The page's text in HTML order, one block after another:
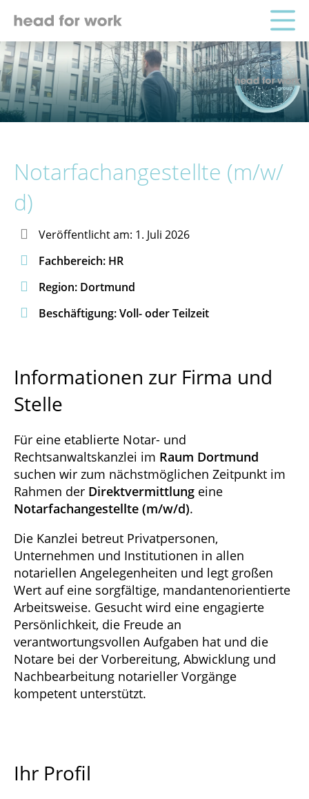
Notarfachangestellte (m/w/
d)
 Veröffentlicht am: 1. Juli 2026
 Fachbereich: HR
 Region: Dortmund
 Beschäftigung: Voll- oder Teilzeit
Informationen zur Firma und
Stelle
Für eine etablierte Notar- und
Rechtsanwaltskanzlei im Raum Dortmund
suchen wir zum nächstmöglichen Zeitpunkt im
Rahmen der Direktvermittlung eine
Notarfachangestellte (m/w/d).
Die Kanzlei betreut Privatpersonen,
Unternehmen und Institutionen in allen
notariellen Angelegenheiten und legt großen
Wert auf eine sorgfältige, mandantenorientierte
Arbeitsweise. Gesucht wird eine engagierte
Persönlichkeit, die Freude an
verantwortungsvollen Aufgaben hat und die
Notare bei der Vorbereitung, Abwicklung und
Nachbearbeitung notarieller Vorgänge
kompetent unterstützt.
Ihr Profil